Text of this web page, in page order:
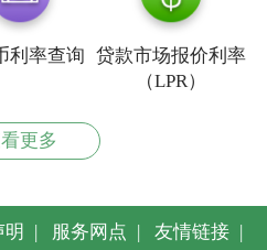
利率查询 贷款市场报价利率
（LPR）
更多
服务网点 友情链接